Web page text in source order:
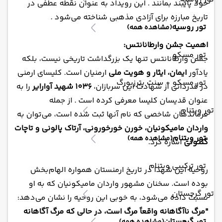
تور روسیه(مشاهده همه)
تور مسکو
تور مسکو + سنت پترزبورگ
تور ویتنام
تور ویتنام(مشاهده همه)
تور ترکیبی ویتنام
تور گرجستان
خود پایبند بمانند . این رویداد به عنوان نقطه عطفی در
تاریخ مبارزه برای آزادی مذهبی شناخته می‌شود .
اهمیت جشن وارطانانتس:
جشن وارطانانتس تنها یک بزرگداشت تاریخی نیست، بلکه
یادآورایمان، ایثار و هویت ملی ارمنیان است. کلیسای ارمنی
در قدردانی از شهادت این سربازان، ۱۰۳۶ شهید آوارایر
را به
عنوان قدیسان کلیسا معرفی کرده است . از جمله
فرماندهان شاخصی که نام آنها ثبت شده است، می‌توان به
واردان مامیکونیان، خورن خورخورونی، آرتاک پالونی و تاچات
گنتونیاشاره کرد.
روحیه این شهدا در تاریخ ارمنستان همواره الهام‌بخش
بوده است. سخنان مشهور واردان مامیکونیان که به او
نسبت داده می‌شود، به خوبی این روحیه را نشان می‌دهد:
"مرگ ناآگاهانه واقعاً مرگ است، در حالی که مرگ آگاهانه